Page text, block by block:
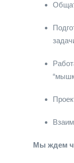
Мы ждем